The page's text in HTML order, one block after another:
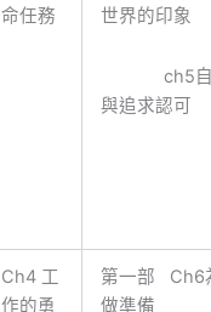
命任務
世界的印象
ch5自
與追求認可
Ch4 工
作的勇
第一部 Ch6
做準備